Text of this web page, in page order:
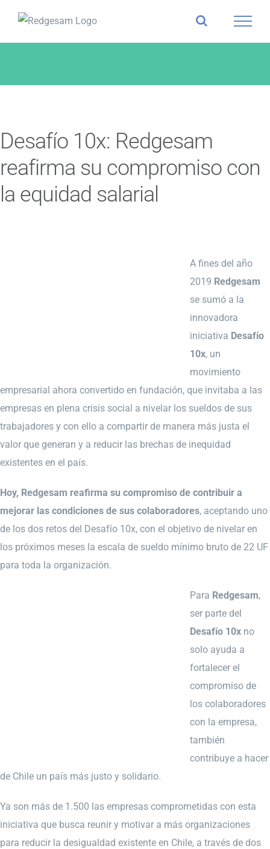
content
Desafío 10x: Redgesam
reafirma su compromiso con
la equidad salarial
A fines del año
2019 Redgesam
se sumó a la
innovadora
iniciativa Desafío
10x, un
movimiento
empresarial ahora convertido en fundación, que invitaba a las
empresas en plena crisis social a nivelar los sueldos de sus
trabajadores y con ello a compartir de manera más justa el
valor que generan y a reducir las brechas de inequidad
existentes en el país.
Hoy, Redgesam reafirma su compromiso de contribuir a
mejorar las condiciones de sus colaboradores, aceptando uno
de los dos retos del Desafío 10x, con el objetivo de nivelar en
los próximos meses la escala de sueldo mínimo bruto de 22 UF
para toda la organización.
Para Redgesam,
ser parte del
Desafío 10x no
solo ayuda a
fortalecer el
compromiso de
los colaboradores
con la empresa,
también
contribuye a hacer
de Chile un país más justo y solidario.
Ya son más de 1.500 las empresas comprometidas con esta
iniciativa que busca reunir y motivar a más organizaciones
para reducir la desigualdad existente en Chile, a través de dos